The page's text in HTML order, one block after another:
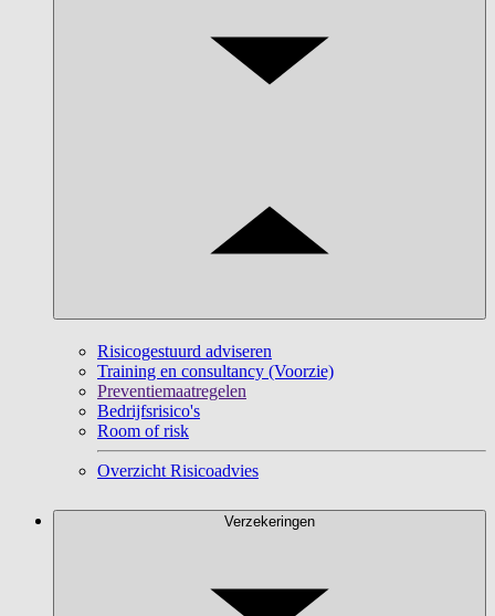
Risicogestuurd adviseren
Training en consultancy (Voorzie)
Preventiemaatregelen
Bedrijfsrisico's
Room of risk
Overzicht Risicoadvies
Verzekeringen